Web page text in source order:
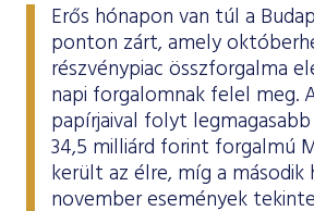
Erős hónapon van túl a
ponton zárt, amely
részvénypiac összforgalma
napi forgalomnak felel meg.
papírjaival folyt
34,5 milliárd forint forgalmú
került az élre, míg a
november események